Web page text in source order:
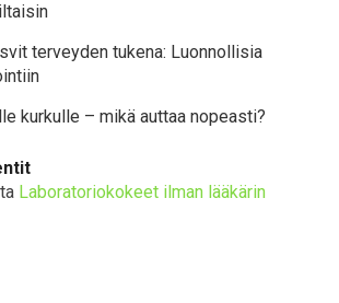
terveyden tukena: Luonnollisia
kurkulle – mikä auttaa nopeasti?
Laboratoriokokeet ilman lääkärin